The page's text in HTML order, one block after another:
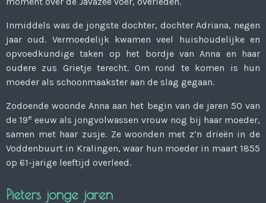
Inmiddels was de jongste dochter, dochter Adriana, negen
jaar oud. Vermoedelijk kwamen veel huishoudelijke en
opvoedkundige taken op het bordje van Anna en haar
oudere zus Grietje terecht. Om rond te komen is hun
moeder als schoonmaakster aan de slag gegaan.
Zodoende woonde Anna aan het begin van de jaren 50 van
de 19e eeuw als jongvolwassen vrouw nog bij haar moeder,
samen met haar zusje. Ze woonden met z’n drieën in de
Voddenbuurt in Kralingen, waar hun moeder in maart 1855
op 61-jarige leeftijd overleed.
Pieters jonge jaren